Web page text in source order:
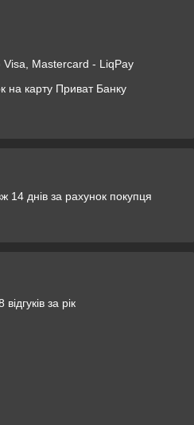
Mastercard - LiqPay
на карту Приват Банку
14 днів за рахунок покупця
за рік